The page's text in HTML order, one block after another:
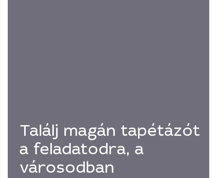
Találj magán tapétázót
a feladatodra, a
városodban